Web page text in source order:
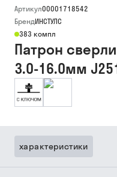
Артикул00001718542
БрендИНСТУЛС
383 компл
Патрон
3.0-16.0мм
характеристики